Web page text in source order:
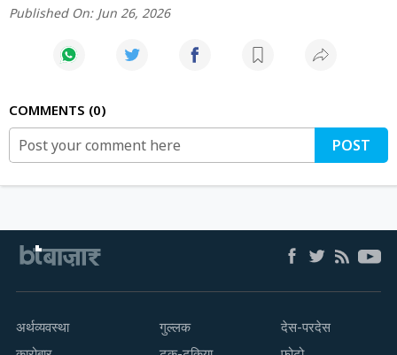
Published On: Jun 26, 2026
COMMENTS 0
POST
अर्थव्यवस्था
गुल्लक
देस-परदेस